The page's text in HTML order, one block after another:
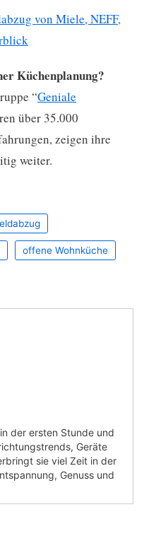
von Miele, NEFF,
Küchenplanung?
“Geniale
über 35.000
zeigen ihre
weiter.
offene Wohnküche
der ersten Stunde und
Geräte
sie viel Zeit in der
Genuss und